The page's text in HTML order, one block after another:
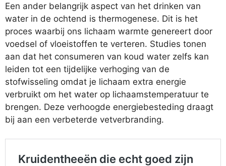
Een ander belangrijk aspect van het drinken van
water in de ochtend is thermogenese. Dit is het
proces waarbij ons lichaam warmte genereert door
voedsel of vloeistoffen te verteren. Studies tonen
aan dat het consumeren van koud water zelfs kan
leiden tot een tijdelijke verhoging van de
stofwisseling omdat je lichaam extra energie
verbruikt om het water op lichaamstemperatuur te
brengen. Deze verhoogde energiebesteding draagt
bij aan een verbeterde vetverbranding.